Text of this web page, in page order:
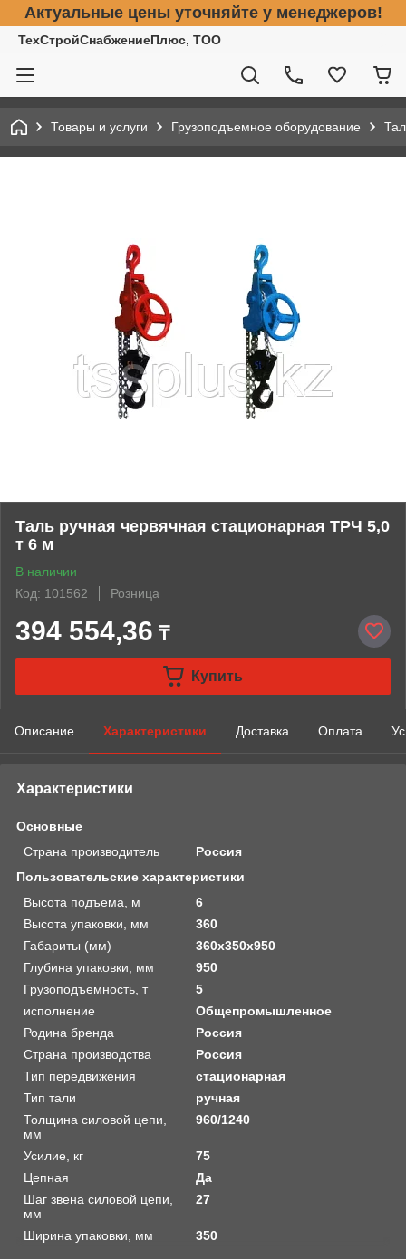
Актуальные цены уточняйте у менеджеров!
ТехСтройСнабжениеПлюс, ТОО
Товары и услуги Грузоподъемное оборудование
Таль ручная червячная стационарная ТРЧ 5,0
т 6 м
В наличии
Код: 101562
Розница
394 554,36 ₸
Купить
Описание Характеристики Доставка Оплата
Характеристики
Основные
Страна производитель
Россия
Пользовательские характеристики
Высота подъема, м
6
Высота упаковки, мм
360
Габариты (мм)
360x350x950
Глубина упаковки, мм
950
Грузоподъемность, т
5
исполнение
Общепромышленное
Родина бренда
Россия
Страна производства
Россия
Тип передвижения
стационарная
Тип тали
ручная
Толщина силовой цепи,
мм
960/1240
Усилие, кг
75
Цепная
Да
Шаг звена силовой цепи,
мм
27
Ширина упаковки, мм 350